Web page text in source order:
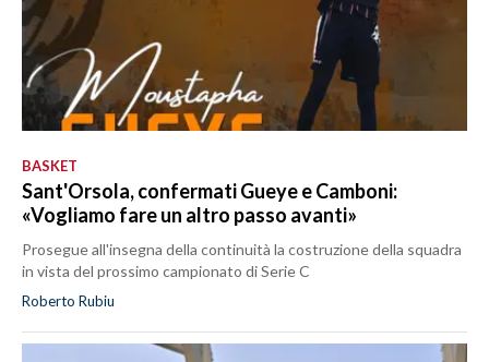
BASKET
Sant'Orsola, confermati Gueye e Camboni:
«Vogliamo fare un altro passo avanti»
Prosegue all'insegna della continuità la costruzione della squadra
in vista del prossimo campionato di Serie C
Roberto Rubiu